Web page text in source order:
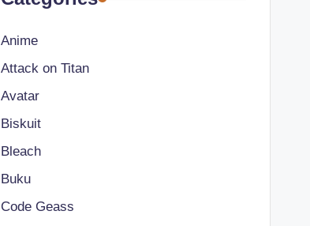
Anime
Attack on Titan
Avatar
Biskuit
Bleach
Buku
Code Geass